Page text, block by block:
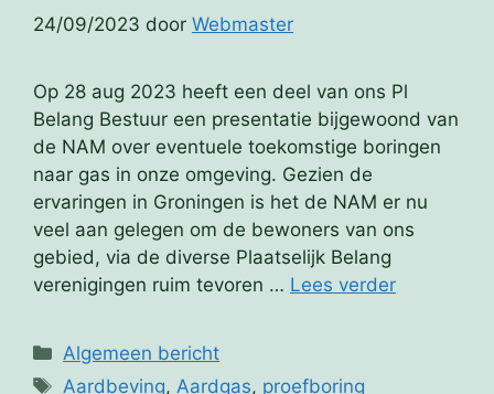
24/09/2023 door Webmaster
Op 28 aug 2023 heeft een deel van ons Pl
Belang Bestuur een presentatie bijgewoond van
de NAM over eventuele toekomstige boringen
naar gas in onze omgeving. Gezien de
ervaringen in Groningen is het de NAM er nu
veel aan gelegen om de bewoners van ons
gebied, via de diverse Plaatselijk Belang
verenigingen ruim tevoren … Lees verder
Categorieën
Algemeen bericht
Tags
Aardbeving,Aardgas, proefboring